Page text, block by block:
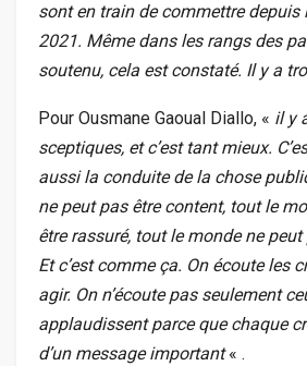
sont en train de commettre depuis
2021. Même dans les rangs des
soutenu, cela est constaté. Il y a
Pour Ousmane Gaoual Diallo, « il y
sceptiques, et c’est tant mieux.
aussi la conduite de la chose
ne peut pas être content, tout le
être rassuré, tout le monde ne
Et c’est comme ça. On écoute les
agir. On n’écoute pas seulement
applaudissent parce que chaque
d’un message important« .